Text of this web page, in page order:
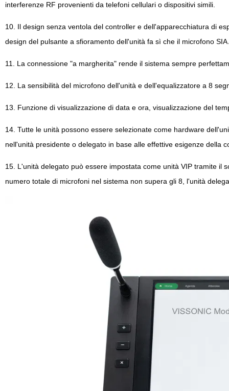
interferenze RF provenienti da telefoni cellulari o dispositivi simili.
10. Il design senza ventola del controller e dell'apparecchiatura di
design del pulsante a sfioramento dell'unità fa sì che il microfono
11. La connessione "a margherita" rende il sistema sempre
12. La sensibilità del microfono dell'unità e dell'equalizzatore a 8
13. Funzione di visualizzazione di data e ora, visualizzazione del
14. Tutte le unità possono essere selezionate come hardware
nell'unità presidente o delegato in base alle effettive esigenze della
15. L'unità delegato può essere impostata come unità VIP tramite il
numero totale di microfoni nel sistema non supera gli 8, l'unità